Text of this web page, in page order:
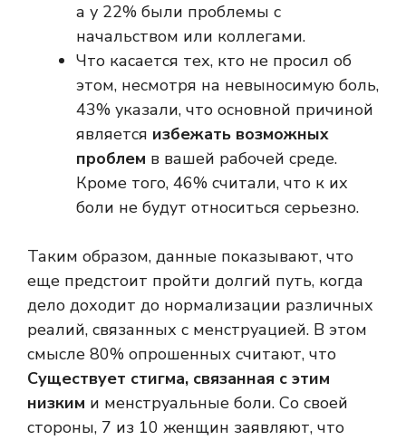
а у 22% были проблемы с
начальством или коллегами.
Что касается тех, кто не просил об
этом, несмотря на невыносимую боль,
43% указали, что основной причиной
является избежать возможных
проблем в вашей рабочей среде.
Кроме того, 46% считали, что к их
боли не будут относиться серьезно.
Таким образом, данные показывают, что
еще предстоит пройти долгий путь, когда
дело доходит до нормализации различных
реалий, связанных с менструацией. В этом
смысле 80% опрошенных считают, что
Существует стигма, связанная с этим
низким и менструальные боли. Со своей
стороны, 7 из 10 женщин заявляют, что